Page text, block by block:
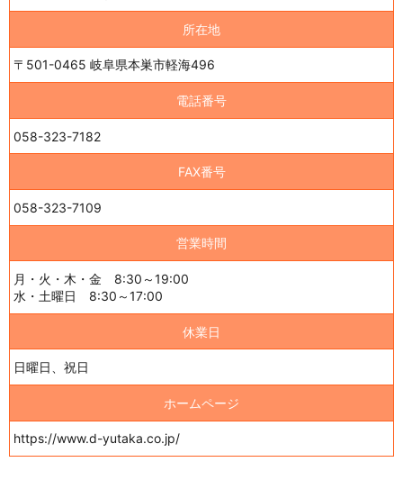
所在地
〒501-0465 岐阜県本巣市軽海496
電話番号
058-323-7182
FAX番号
058-323-7109
営業時間
月・火・木・金 8:30～19:00
水・土曜日 8:30～17:00
休業日
日曜日、祝日
ホームページ
https://www.d-yutaka.co.jp/